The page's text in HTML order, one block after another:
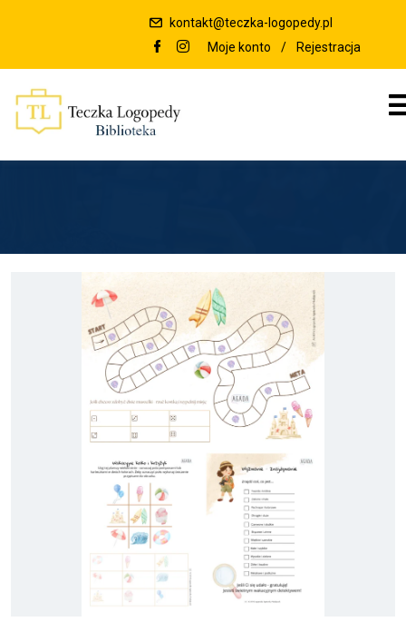
kontakt@teczka-logopedy.pl
Moje konto
/ Rejestracja